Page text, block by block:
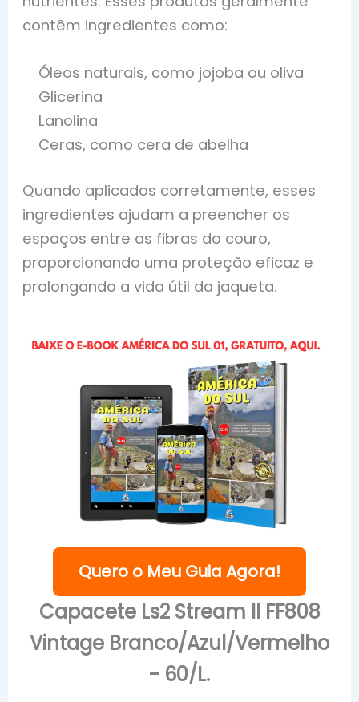
contêm ingredientes como:
Óleos naturais, como jojoba ou oliva
Glicerina
Lanolina
Ceras, como cera de abelha
Quando aplicados corretamente, esses
ingredientes ajudam a preencher os
espaços entre as fibras do couro,
proporcionando uma proteção eficaz e
prolongando a vida útil da jaqueta.
Quero o Meu Guia Agora!
Capacete Ls2 Stream II FF808
Vintage Branco/Azul/Vermelho
- 60/L.